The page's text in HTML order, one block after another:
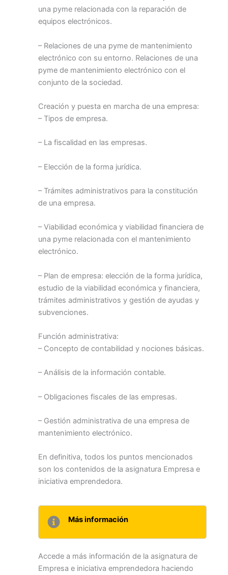
una pyme relacionada con la reparación de
equipos electrónicos.
– Relaciones de una pyme de mantenimiento
electrónico con su entorno. Relaciones de una
pyme de mantenimiento electrónico con el
conjunto de la sociedad.
Creación y puesta en marcha de una empresa:
– Tipos de empresa.
– La fiscalidad en las empresas.
– Elección de la forma jurídica.
– Trámites administrativos para la constitución
de una empresa.
– Viabilidad económica y viabilidad financiera de
una pyme relacionada con el mantenimiento
electrónico.
– Plan de empresa: elección de la forma jurídica,
estudio de la viabilidad económica y financiera,
trámites administrativos y gestión de ayudas y
subvenciones.
Función administrativa:
– Concepto de contabilidad y nociones básicas.
– Análisis de la información contable.
– Obligaciones fiscales de las empresas.
– Gestión administrativa de una empresa de
mantenimiento electrónico.
En definitiva, todos los puntos mencionados
son los contenidos de la asignatura Empresa e
iniciativa emprendedora.
Más información
Accede a más información de la asignatura de
Empresa e iniciativa emprendedora haciendo